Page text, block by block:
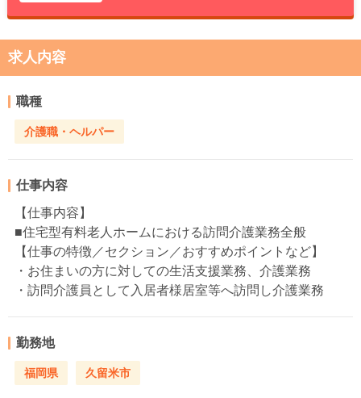
求人内容
職種
介護職・ヘルパー
仕事内容
【仕事内容】
■住宅型有料老人ホームにおける訪問介護業務全般
【仕事の特徴／セクション／おすすめポイントなど】
・お住まいの方に対しての生活支援業務、介護業務
・訪問介護員として入居者様居室等へ訪問し介護業務
勤務地
福岡県 久留米市